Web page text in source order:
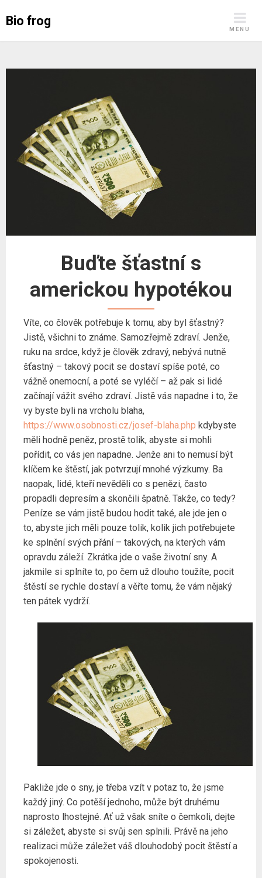
Bio frog
MENU
Buďte šťastní s
americkou hypotékou
Víte, co člověk potřebuje k tomu, aby byl šťastný?
Jistě, všichni to známe. Samozřejmě zdraví. Jenže,
ruku na srdce, když je člověk zdravý, nebývá nutně
šťastný – takový pocit se dostaví spíše poté, co
vážně onemocní, a poté se vyléčí – až pak si lidé
začínají vážit svého zdraví. Jistě vás napadne i to, že
vy byste byli na vrcholu blaha,
https://www.osobnosti.cz/josef-blaha.php kdybyste
měli hodně peněz, prostě tolik, abyste si mohli
pořídit, co vás jen napadne. Jenže ani to nemusí být
klíčem ke štěstí, jak potvrzují mnohé výzkumy. Ba
naopak, lidé, kteří nevěděli co s penězi, často
propadli depresím a skončili špatně. Takže, co tedy?
Peníze se vám jistě budou hodit také, ale jde jen o
to, abyste jich měli pouze tolik, kolik jich potřebujete
ke splnění svých přání – takových, na kterých vám
opravdu záleží. Zkrátka jde o vaše životní sny. A
jakmile si splníte to, po čem už dlouho toužíte, pocit
štěstí se rychle dostaví a věřte tomu, že vám nějaký
ten pátek vydrží.
Pakliže jde o sny, je třeba vzít v potaz to, že jsme
každý jiný. Co potěší jednoho, může být druhému
naprosto lhostejné. Ať už však sníte o čemkoli, dejte
si záležet, abyste si svůj sen splnili. Právě na jeho
realizaci může záležet váš dlouhodobý pocit štěstí a
spokojenosti.